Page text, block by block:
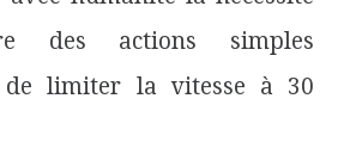
des actions simples
de limiter la vitesse à 30